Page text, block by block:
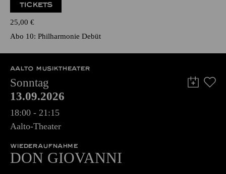
TICKETS
25,00 €
Abo 10: Philharmonie Debüt
AALTO MUSIKTHEATER
Sonntag
13.09.2026
18:00 - 21:15
Aalto-Theater
WIEDERAUFNAHME
DON GIO­VANNI